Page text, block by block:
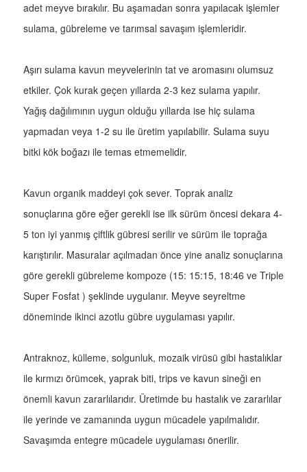
adet meyve bırakılır. Bu aşamadan sonra yapılacak işlemler
sulama, gübreleme ve tarımsal savaşım işlemleridir.
Aşırı sulama kavun meyvelerinin tat ve aromasını olumsuz
etkiler. Çok kurak geçen yıllarda 2-3 kez sulama yapılır.
Yağış dağılımının uygun olduğu yıllarda ise hiç sulama
yapmadan veya 1-2 su ile üretim yapılabilir. Sulama suyu
bitki kök boğazı ile temas etmemelidir.
Kavun organik maddeyi çok sever. Toprak analiz
sonuçlarına göre eğer gerekli ise ilk sürüm öncesi dekara 4-
5 ton iyi yanmış çiftlik gübresi serilir ve sürüm ile toprağa
karıştırılır. Masuralar açılmadan önce yine analiz sonuçlarına
göre gerekli gübreleme kompoze (15: 15:15, 18:46 ve Triple
Super Fosfat ) şeklinde uygulanır. Meyve seyreltme
döneminde ikinci azotlu gübre uygulaması yapılır.
Antraknoz, külleme, solgunluk, mozaik virüsü gibi hastalıklar
ile kırmızı örümcek, yaprak biti, trips ve kavun sineği en
önemli kavun zararlılarıdır. Üretimde bu hastalık ve zararlılar
ile yerinde ve zamanında uygun mücadele yapılmalıdır.
Savaşımda entegre mücadele uygulaması önerilir.